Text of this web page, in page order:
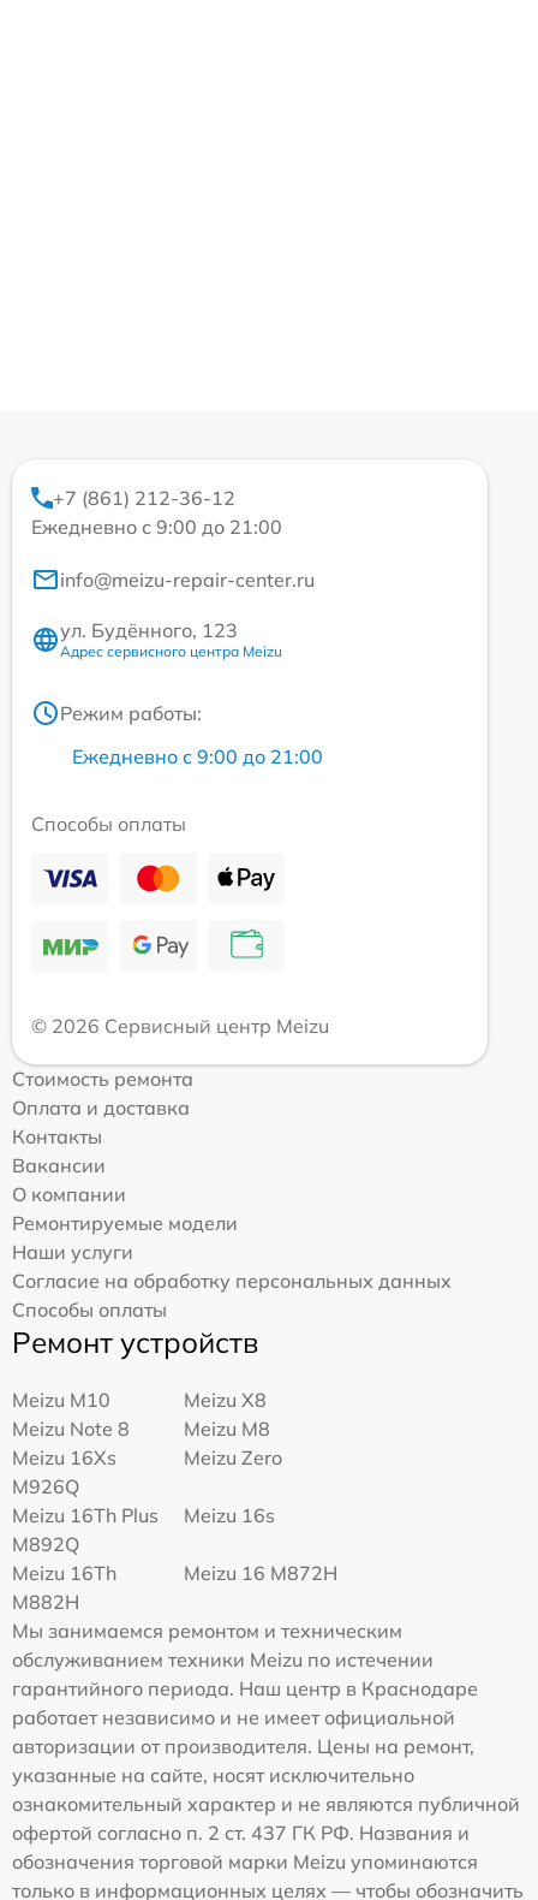
+7 (861) 212-36-12
Ежедневно с 9:00 до 21:00
info@meizu-repair-center.ru
ул. Будённого, 123
Адрес сервисного центра Meizu
Режим работы:
Ежедневно с 9:00 до 21:00
Способы оплаты
© 2026 Сервисный центр Meizu
Стоимость ремонта
Оплата и доставка
Контакты
Вакансии
О компании
Ремонтируемые модели
Наши услуги
Согласие на обработку персональных данных
Способы оплаты
Ремонт устройств
Meizu M10
Meizu X8
Meizu Note 8
Meizu M8
Meizu 16Xs
M926Q
Meizu Zero
Meizu 16Th Plus
M892Q
Meizu 16s
Meizu 16Th
M882H
Meizu 16 M872H
Мы занимаемся ремонтом и техническим
обслуживанием техники Meizu по истечении
гарантийного периода. Наш центр в Краснодаре
работает независимо и не имеет официальной
авторизации от производителя. Цены на ремонт,
указанные на сайте, носят исключительно
ознакомительный характер и не являются публичной
офертой согласно п. 2 ст. 437 ГК РФ. Названия и
обозначения торговой марки Meizu упоминаются
только в информационных целях — чтобы обозначить